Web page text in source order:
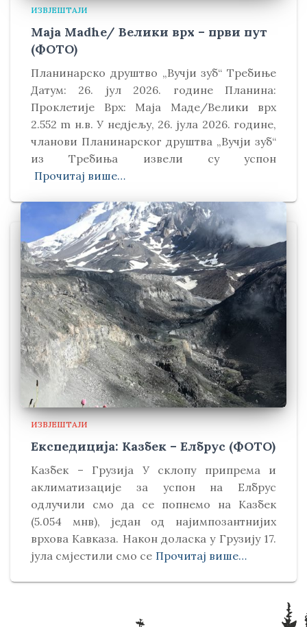
ИЗВЈЕШТАЈИ
Maja Madhe/ Велики врх – први пут
(ФОТО)
Планинарско друштво „Вучји зуб“ Требиње
Датум: 26. јул 2026. године Планина:
Проклетије Врх: Маја Маде/Велики врх
2.552 m н.в. У недјељу, 26. јула 2026. године,
чланови Планинарског друштва „Вучји зуб“
из Требиња извели су успон
Прочитај више…
ИЗВЈЕШТАЈИ
Експедиција: Казбек – Елбрус (ФОТО)
Kазбек – Грузија У склопу припрема и
аклиматизације за успон на Елбрус
одлучили смо да се попнемо на Kазбек
(5.054 мнв), један од најимпозантнијих
врхова Kавказа. Након доласка у Грузију 17.
јула смјестили смо се Прочитај више…